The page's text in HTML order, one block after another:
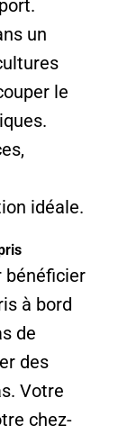
un
le
idéale.
bénéficier
à bord
de
des
Votre
chez-